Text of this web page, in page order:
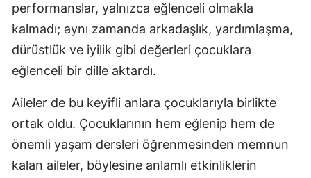
performanslar, yalnızca eğlenceli olmakla
kalmadı; aynı zamanda arkadaşlık, yardımlaşma,
dürüstlük ve iyilik gibi değerleri çocuklara
eğlenceli bir dille aktardı.
Aileler de bu keyifli anlara çocuklarıyla birlikte
ortak oldu. Çocuklarının hem eğlenip hem de
önemli yaşam dersleri öğrenmesinden memnun
kalan aileler, böylesine anlamlı etkinliklerin